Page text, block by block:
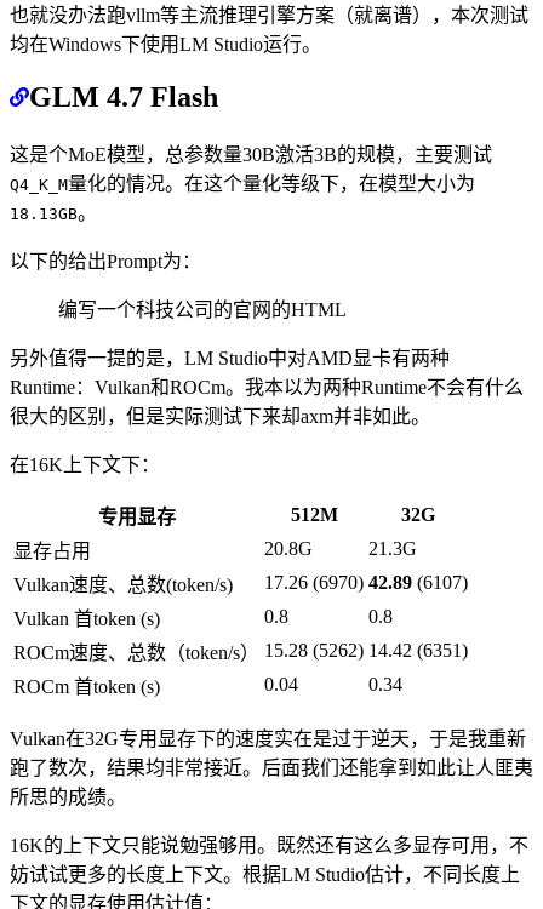
也就没办法跑vllm等主流推理引擎方案（就离谱），本次测试
均在Windows下使用LM Studio运行。
GLM 4.7 Flash
这是个MoE模型，总参数量30B激活3B的规模，主要测试
Q4_K_M量化的情况。在这个量化等级下，在模型大小为
18.13GB。
以下的给出Prompt为：
编写一个科技公司的官网的HTML
另外值得一提的是，LM Studio中对AMD显卡有两种
Runtime：Vulkan和ROCm。我本以为两种Runtime不会有什么
很大的区别，但是实际测试下来却axm并非如此。
在16K上下文下：
专用显存 512M
32G
显存占用
20.8G
21.3G
Vulkan速度、总数(token/s)
17.26 (6970) 42.89 (6107)
Vulkan 首token (s)
0.8
0.8
ROCm速度、总数（token/s）
15.28 (5262) 14.42 (6351)
ROCm 首token (s)
0.04 0.34
Vulkan在32G专用显存下的速度实在是过于逆天，于是我重新
跑了数次，结果均非常接近。后面我们还能拿到如此让人匪夷
所思的成绩。
16K的上下文只能说勉强够用。既然还有这么多显存可用，不
妨试试更多的长度上下文。根据LM Studio估计，不同长度上
下文的显存使用估计值：